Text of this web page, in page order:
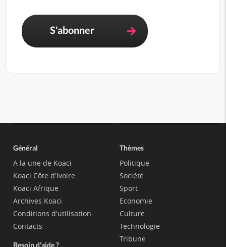
S'abonner
Général
A la une de Koaci
Koaci Côte d'Ivoire
Koaci Afrique
Archives Koaci
Conditions d'utilisation
Contacts
Besoin d'aide ?
Thèmes
Politique
Société
Sport
Economie
Culture
Technologie
Tribune